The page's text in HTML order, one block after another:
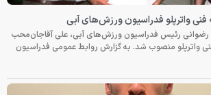
واترپلو فدراسیون ورزش‌های آبی
رئیس فدراسیون ورزش‌های آبی، علی آقاجان‌محب
واترپلو منصوب شد. به گزارش روابط عمومی فدراسیون